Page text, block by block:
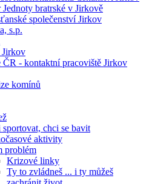
Jednoty bratrské v Jirkově
společenství Jirkov
s.p.
ČR - kontaktní pracoviště Jirkov
komínů
sportovat, chci se bavit
aktivity
problém
Krizové linky
Ty to zvládneš ... i ty můžeš